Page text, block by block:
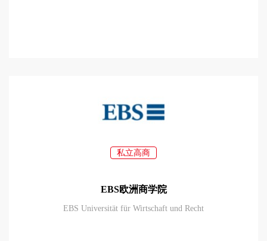
私立高商
EBS欧洲商学院
EBS Universität für Wirtschaft und Recht